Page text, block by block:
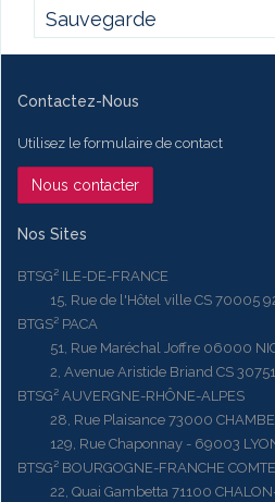
Sauvegarde
Contactez-Nous
Utilisez le formulaire de contact
Nous contacter
Nos Sites
BTSG² ILE-DE-FRANCE
15, Rue de l'Hôtel ville CS 70005
BTGS² PACA
51, Rue Maréchal Joffre 06000
2, Avenue Aristide Briand CS 30751
BTSG² AUVERGNE-RHÔNE-ALPES
28, Rue Plaisance 73000
129, Rue Chaponnay - 69003
BTSG² BOURGOGNE-FRANCHE COMTE
22, Quai Gambetta 71100